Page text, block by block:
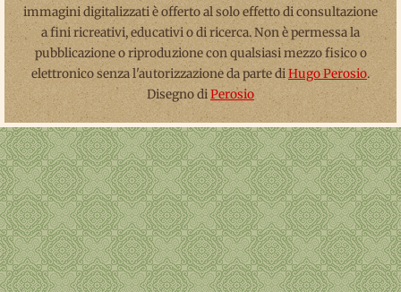
immagini digitalizzati è offerto al solo effetto di consultazione
a fini ricreativi, educativi o di ricerca. Non è permessa la
pubblicazione o riproduzione con qualsiasi mezzo fisico o
elettronico senza l'autorizzazione da parte diHugo Perosio.
Disegno diPerosio